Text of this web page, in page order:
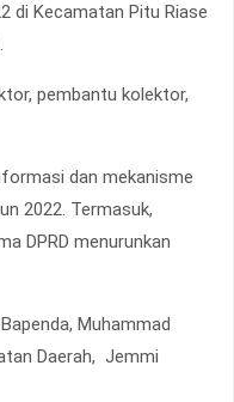
di Kecamatan Pitu Riase
pembantu kolektor,
dan mekanisme
2022. Termasuk,
DPRD menurunkan
Muhammad
Daerah, Jemmi